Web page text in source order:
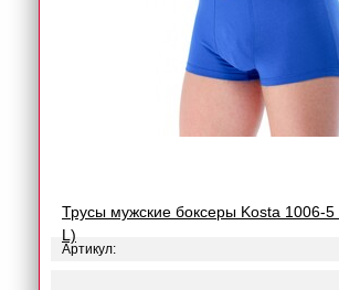
Трусы мужские боксеры Kosta 1006-5
L)
Артикул: